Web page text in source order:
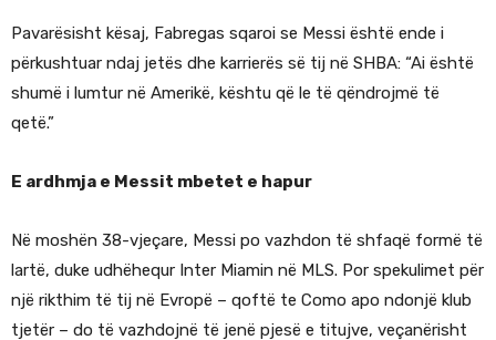
Pavarësisht kësaj, Fabregas sqaroi se Messi është ende i
përkushtuar ndaj jetës dhe karrierës së tij në SHBA: “Ai është
shumë i lumtur në Amerikë, kështu që le të qëndrojmë të
qetë.”
E ardhmja e Messit mbetet e hapur
Në moshën 38-vjeçare, Messi po vazhdon të shfaqë formë të
lartë, duke udhëhequr Inter Miamin në MLS. Por spekulimet për
një rikthim të tij në Evropë – qoftë te Como apo ndonjë klub
tjetër – do të vazhdojnë të jenë pjesë e titujve, veçanërisht